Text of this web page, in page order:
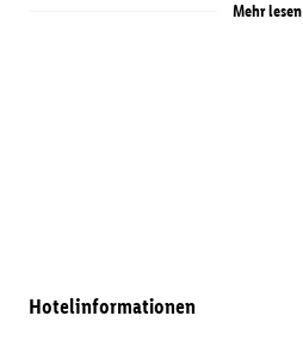
Mehr lesen
Hotelinformationen